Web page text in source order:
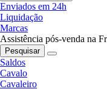
Enviados em 24h
Liquidação
Marcas
Assistência pós-venda na
Pesquisar
Saldos
Cavalo
Cavaleiro